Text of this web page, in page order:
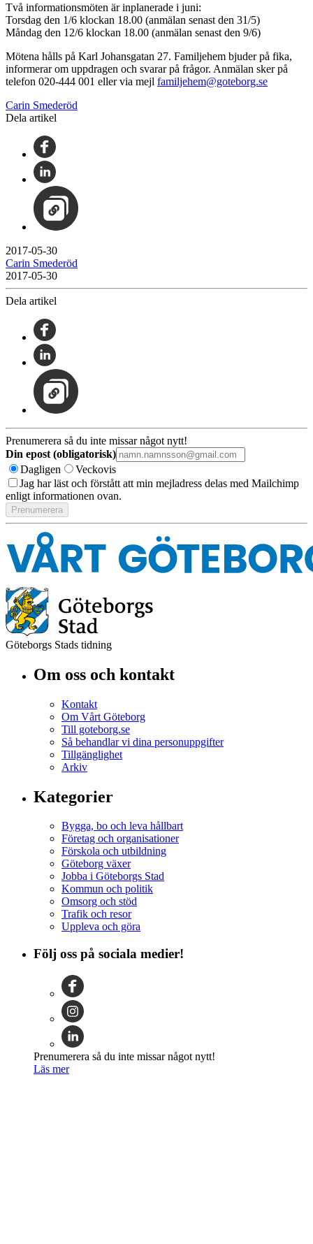
Två informationsmöten är inplanerade i juni:
Torsdag den 1/6 klockan 18.00 (anmälan senast den 31/5)
Måndag den 12/6 klockan 18.00 (anmälan senast den 9/6)
Mötena hålls på Karl Johansgatan 27. Familjehem bjuder på fika,
informerar om uppdragen och svarar på frågor. Anmälan sker på
telefon 020-444 001 eller via mejl familjehem@goteborg.se
Carin Smederöd
Dela artikel
2017-05-30
Carin Smederöd
2017-05-30
Dela artikel
Prenumerera så du inte missar något nytt!
Din epost (obligatorisk)
Dagligen
Veckovis
Jag har läst och förstått att min mejladress delas med Mailchimp
enligt informationen ovan.
Göteborgs Stads tidning
Om oss och kontakt
Kontakt
Om Vårt Göteborg
Till goteborg.se
Så behandlar vi dina personuppgifter
Tillgänglighet
Arkiv
Kategorier
Bygga, bo och leva hållbart
Företag och organisationer
Förskola och utbildning
Göteborg växer
Jobba i Göteborgs Stad
Kommun och politik
Omsorg och stöd
Trafik och resor
Uppleva och göra
Följ oss på sociala medier!
Prenumerera så du inte missar något nytt!
Läs mer